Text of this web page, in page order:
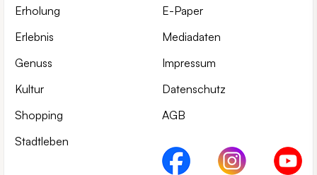
Erholung
Erlebnis
Genuss
Kultur
Shopping
Stadtleben
E-Paper
Mediadaten
Impressum
Datenschutz
AGB